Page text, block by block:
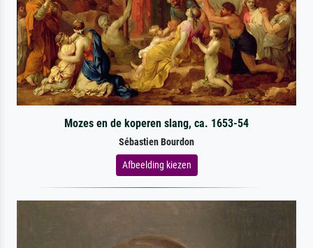
Mozes en de koperen slang, ca. 1653-54
Sébastien Bourdon
Afbeelding kiezen